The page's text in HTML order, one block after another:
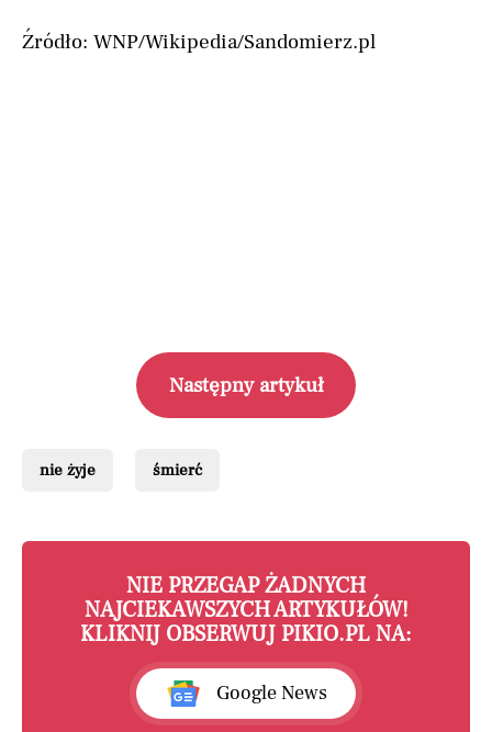
Źródło: WNP/Wikipedia/Sandomierz.pl
Następny artykuł
nie żyje śmierć
NIE PRZEGAP ŻADNYCH
NAJCIEKAWSZYCH ARTYKUŁÓW!
KLIKNIJ OBSERWUJ PIKIO.PL NA:
Google News